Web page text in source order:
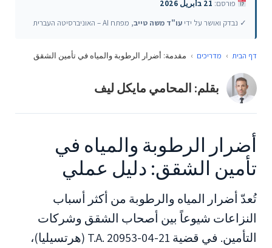
פורסם: 21 בأبريل 2026
✓ נבדק ואושר על ידי עו"ד משה טייב, מפתח AI – האוניברסיטה העברית
דף הבית › מדריכים › مقدمة: أضرار الرطوبة والمياه في تأمين الشقق
بقلم: المحامي مايكل ليف
أضرار الرطوبة والمياه في
تأمين الشقق: دليل عملي
تُعدّ أضرار المياه والرطوبة من أكثر أسباب
النزاعات شيوعاً بين أصحاب الشقق وشركات
التأمين. في قضية T.A. 20953-04-21 (هرتسيليا)،